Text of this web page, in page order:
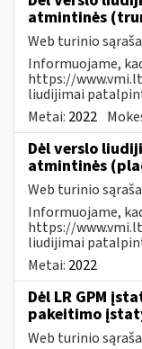
atmintinės
Web turinio
Informuojame,
https://
liudijimai
Metai: 2022
Dėl verslo
atmintinės
Web turinio
Informuojame,
https://
liudijimai
Metai: 2022
Dėl LR GPM
pakeitimo
Web turinio